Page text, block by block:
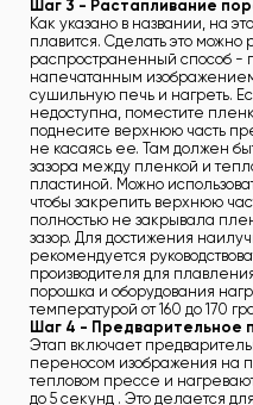
Шаг 3 - Растапливание
Как указано в названии, на
плавится. Сделать это
распространенный способ -
напечатанным
сушильную печь и нагреть.
недоступна, поместите
поднесите верхнюю часть
не касаясь ее. Там должен
зазора между пленкой и
пластиной. Можно
чтобы закрепить верхнюю
полностью не закрывала
зазор. Для достижения
рекомендуется
производителя для
порошка и оборудования
температурой от 160 до 170
Шаг 4 - Предварительное
Этап включает
переносом изображения на
тепловом прессе и
до 5 секунд . Это делается